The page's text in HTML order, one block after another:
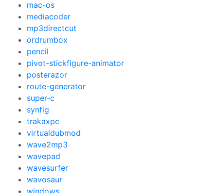
mac-os
mediacoder
mp3directcut
ordrumbox
pencil
pivot-stickfigure-animator
posterazor
route-generator
super-c
synfig
trakaxpc
virtualdubmod
wave2mp3
wavepad
wavesurfer
wavosaur
windows